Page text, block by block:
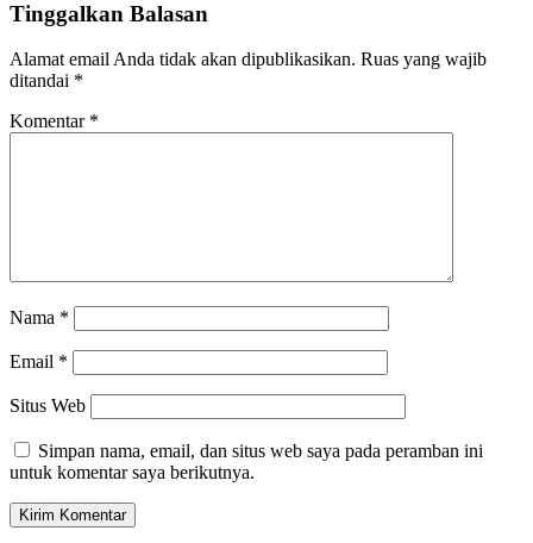
Tinggalkan Balasan
Alamat email Anda tidak akan dipublikasikan. Ruas yang wajib
ditandai *
Komentar *
Nama *
Email *
Situs Web
Simpan nama, email, dan situs web saya pada peramban ini
untuk komentar saya berikutnya.